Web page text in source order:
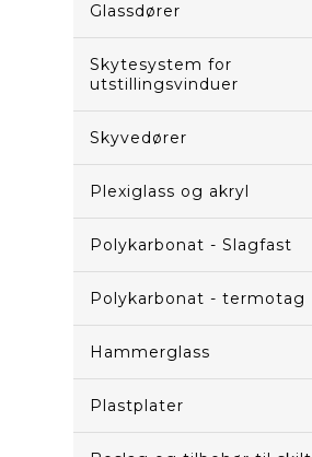
Glassdører
Skytesystem for
utstillingsvinduer
Skyvedører
Plexiglass og akryl
Polykarbonat - Slagfast
Polykarbonat - termotag
Hammerglass
Plastplater